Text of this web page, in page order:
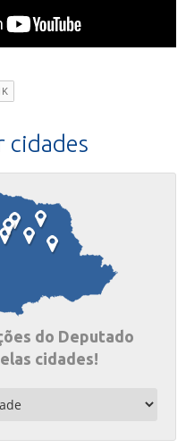
cidades
do Deputado
cidades!